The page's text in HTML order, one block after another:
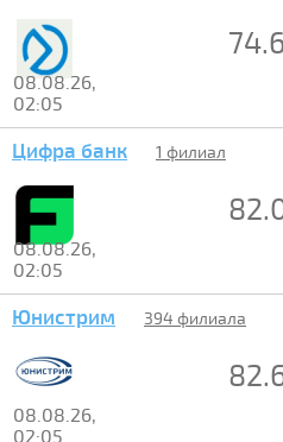
08.08.26,
02:05
Цифра банк 1 филиал
08.08.26,
02:05
Юнистрим 394 филиала
08.08.26,
02:05